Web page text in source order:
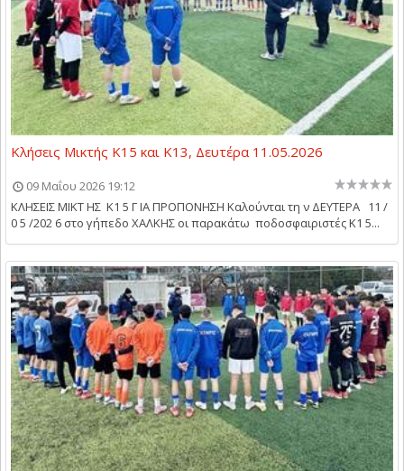
Κλήσεις Μικτής Κ15 και Κ13, Δευτέρα 11.05.2026
09 Μαΐου 2026 19:12
ΚΛΗΣΕΙΣ ΜΙΚΤ ΗΣ Κ1 5 Γ ΙΑ ΠΡΟΠΟΝΗΣΗ Καλούνται τη ν ΔΕΥΤΕΡΑ 11 /
0 5 /202 6 στο γήπεδο ΧΑΛΚΗΣ οι παρακάτω ποδοσφαιριστές Κ1 5...